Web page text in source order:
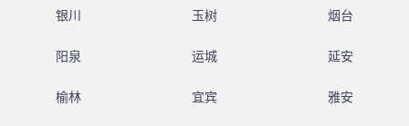
银川 玉树 烟台
阳泉 运城 延安
榆林 宜宾 雅安